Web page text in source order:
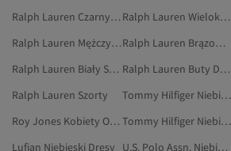
Ralph Lauren Czarny Botki I Kozaki
Ralph Lauren Wielokolorowy Buty Sportowe
Ralph Lauren Mężczyźni Buty Sportowe
Ralph Lauren Brązowy Buty Na Płaskim Obcasie
Ralph Lauren Biały Szorty
Ralph Lauren Buty Do Biegania I Treningu
Ralph Lauren Szorty
Tommy Hilfiger Niebieski Dresy
Roy Jones Kobiety Obuwie
Tommy Hilfiger Niebieski Spodnie
Lufian Niebieski Dresy
U.S. Polo Assn. Niebieski Dresy